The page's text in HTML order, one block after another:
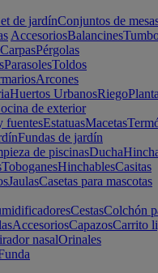
de jardínConjuntos de
AccesoriosBalancines
CarpasPérgolas
ParasolesToldos
Arcones
Huertos UrbanosRiego
de exterior
fuentesEstatuasMacetas
Fundas de jardín
de piscinasDucha
ToboganesHinchablesCasitas
JaulasCasetas para mascotas
CestasColchón
AccesoriosCapazosCarrito
nasalOrinales